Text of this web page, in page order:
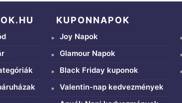
KUPONNAPOK
Joy Napok
Glamour Napok
Black Friday kuponok
Valentin-nap kedvezmények